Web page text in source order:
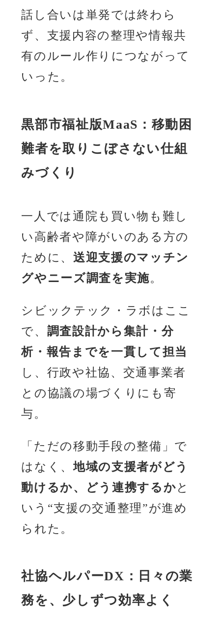
話し合いは単発では終わら
ず、支援内容の整理や情報共
有のルール作りにつながって
いった。
黒部市福祉版MaaS：移動困
難者を取りこぼさない仕組
みづくり
一人では通院も買い物も難し
い高齢者や障がいのある方の
ために、 送迎支援のマッチン
グやニーズ調査を実施。
シビックテック・ラボはここ
で、 調査設計から集計・分
析・報告までを一貫して担当
し、行政や社協、交通事業者
との協議の場づくりにも寄
与。
「ただの移動手段の整備」で
はなく、地域の支援者がどう
動けるか、どう連携するかと
いう“支援の交通整理”が進め
られた。
社協ヘルパーDX：日々の業
務を、少しずつ効率よく